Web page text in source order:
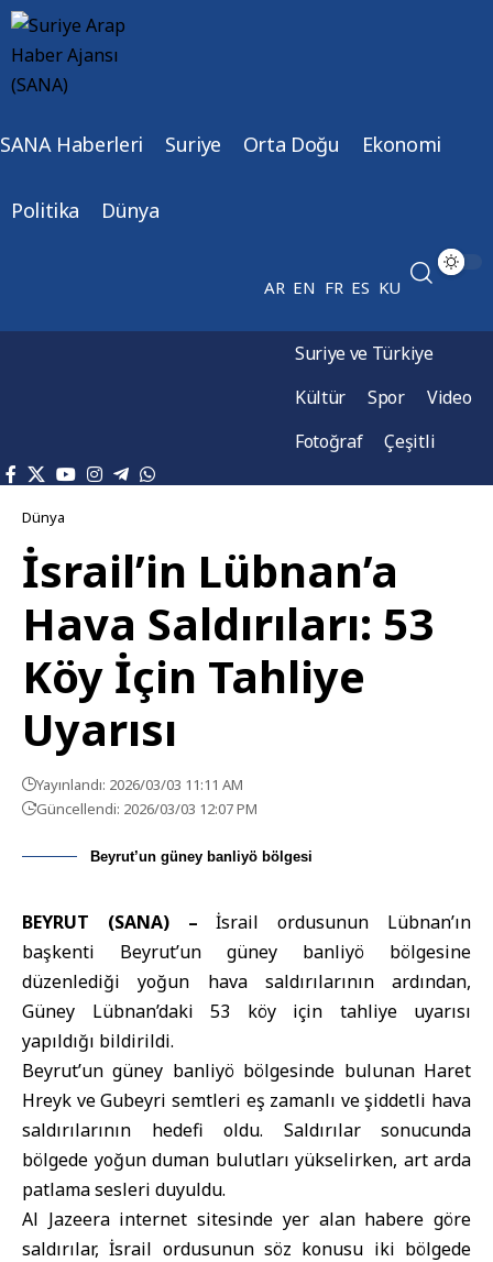
SANA Haberleri Suriye Orta Doğu Ekonomi
Politika Dünya
AR EN FR ES KU
Suriye ve Türkiye
Kültür
Spor
Video
Fotoğraf
Çeşitli
Dünya
İsrail’in Lübnan’a
Hava Saldırıları: 53
Köy İçin Tahliye
Uyarısı
Yayınlandı: 2026/03/03 11:11 AM
Güncellendi: 2026/03/03 12:07 PM
Beyrut’un güney banliyö bölgesi
BEYRUT (SANA) – İsrail ordusunun Lübnan’ın
başkenti Beyrut’un güney banliyö bölgesine
düzenlediği yoğun hava saldırılarının ardından,
Güney Lübnan’daki 53 köy için tahliye uyarısı
yapıldığı bildirildi.
Beyrut’un güney banliyö bölgesinde bulunan Haret
Hreyk ve Gubeyri semtleri eş zamanlı ve şiddetli hava
saldırılarının hedefi oldu. Saldırılar sonucunda
bölgede yoğun duman bulutları yükselirken, art arda
patlama sesleri duyuldu.
Al Jazeera internet sitesinde yer alan habere göre
saldırılar, İsrail ordusunun söz konusu iki bölgede